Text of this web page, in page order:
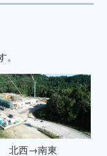
北西→南東